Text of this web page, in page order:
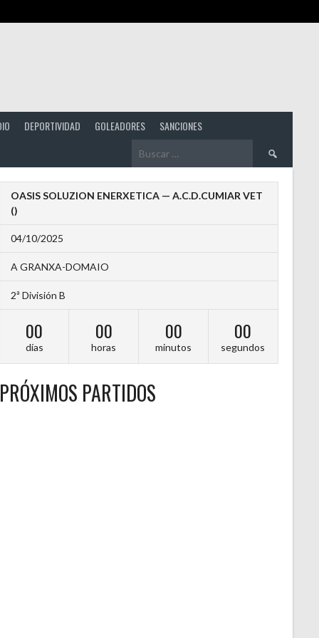
DEPORTIVIDAD GOLEADORES SANCIONES
Buscar:
OASIS SOLUZION ENERXETICA — A.C.D.CUMIAR VET
()
04/10/2025
A GRANXA-DOMAIO
2ª División B
00
días
00
horas
00
minutos
00
segundos
PRÓXIMOS PARTIDOS